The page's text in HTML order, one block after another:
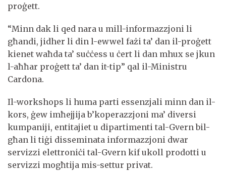
proġett.
“Minn dak li qed nara u mill-informazzjoni li
għandi, jidher li din l-ewwel fażi ta’ dan il-proġett
kienet waħda ta’ suċċess u ċert li dan mhux se jkun
l-aħħar proġett ta’ dan it-tip” qal il-Ministru
Cardona.
Il-workshops li huma parti essenzjali minn dan il-
kors, ġew imħejjija b’koperazzjoni ma’ diversi
kumpaniji, entitajiet u dipartimenti tal-Gvern bil-
għan li tiġi disseminata informazzjoni dwar
servizzi elettroniċi tal-Gvern kif ukoll prodotti u
servizzi mogħtija mis-settur privat.